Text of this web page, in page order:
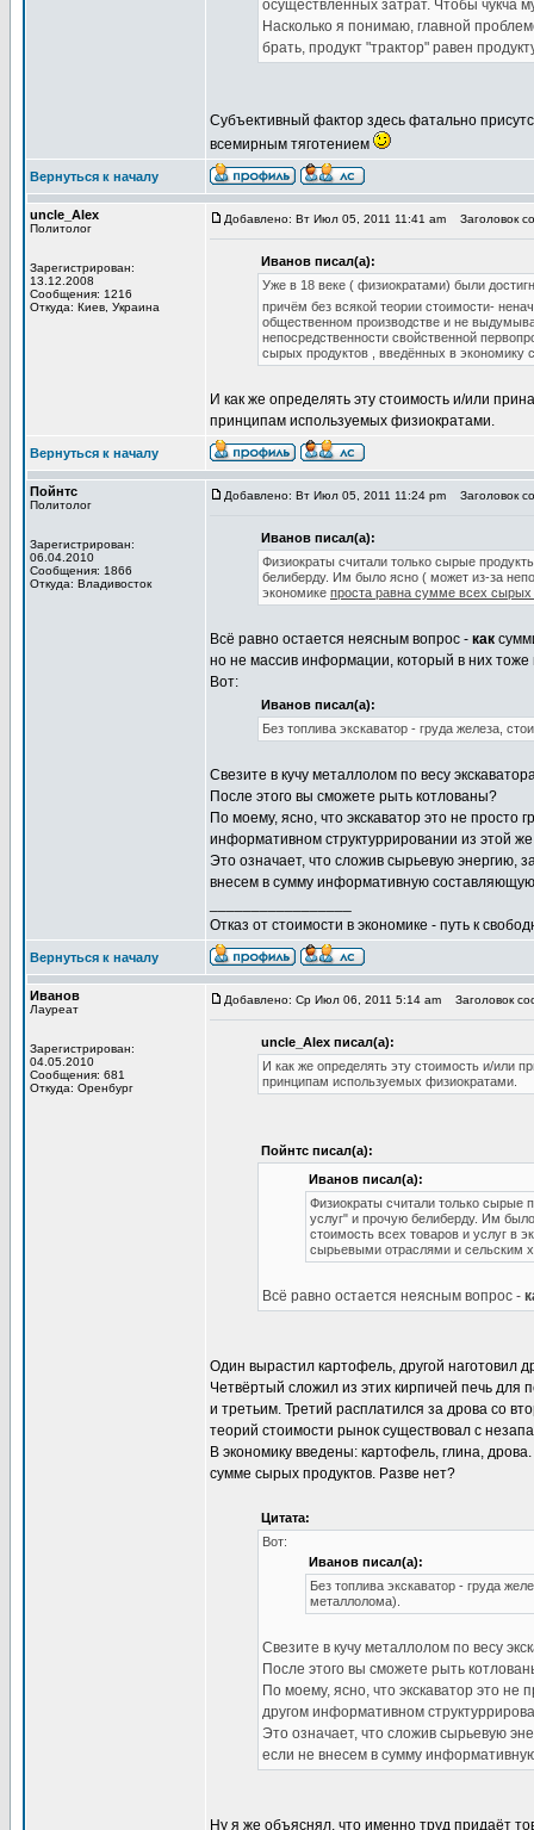
осуществленных затрат. Чтобы чукча
Насколько я понимаю, главной
брать, продукт "трактор" равен
Субъективный фактор здесь фатально
всемирным тяготением
Вернуться к началу
uncle_Alex
Политолог
Зарегистрирован:
13.12.2008
Сообщения: 1216
Откуда: Киев, Украина
Добавлено: Вт Июл 05, 2011 11:41 am Заголовок
Иванов писал(а):
Уже в 18 веке ( физиократами) были
причём без всякой теории стоимости-
общественном производстве и не
непосредственности свойственной
сырых продуктов , введённых в
И как же определять эту стоимость и/или
принципам используемых физиократами.
Вернуться к началу
Пойнтс
Политолог
Зарегистрирован:
06.04.2010
Сообщения: 1866
Откуда: Владивосток
Добавлено: Вт Июл 05, 2011 11:24 pm Заголовок
Иванов писал(а):
Физиократы считали только сырые
белиберду. Им было ясно ( может из-за
экономике проста равна сумме всех сырых
Всё равно остается неясным вопрос - как
но не массив информации, который в них тоже
Вот:
Иванов писал(а):
Без топлива экскаватор - груда железа,
Свезите в кучу металлолом по весу
После этого вы сможете рыть котлованы?
По моему, ясно, что экскаватор это не просто
информативном структуррировании из этой
Это означает, что сложив сырьевую энергию,
внесем в сумму информативную
Отказ от стоимости в экономике - путь к
Вернуться к началу
Иванов
Лауреат
Зарегистрирован:
04.05.2010
Сообщения: 681
Откуда: Оренбург
Добавлено: Ср Июл 06, 2011 5:14 am Заголовок
uncle_Alex писал(а):
И как же определять эту стоимость и/или
принципам используемых физиократами.
Пойнтс писал(а):
Иванов писал(а):
Физиократы считали только сырые
услуг" и прочую белиберду. Им
стоимость всех товаров и услуг в
сырьевыми отраслями и сельским
Всё равно остается неясным вопрос -
Один вырастил картофель, другой наготовил
Четвёртый сложил из этих кирпичей печь для
и третьим. Третий расплатился за дрова со
теорий стоимости рынок существовал с
В экономику введены: картофель, глина,
сумме сырых продуктов. Разве нет?
Цитата:
Вот:
Иванов писал(а):
Без топлива экскаватор - груда
металлолома).
Свезите в кучу металлолом по весу
После этого вы сможете рыть
По моему, ясно, что экскаватор это не
другом информативном
Это означает, что сложив сырьевую
если не внесем в сумму
Ну я же объяснял, что именно труд придаёт